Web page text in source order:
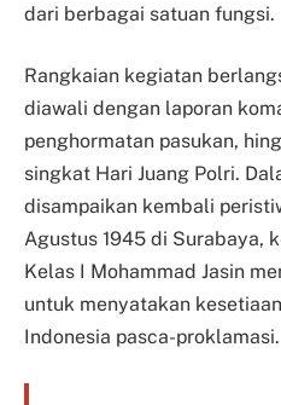
dari berbagai satuan fungsi.
Rangkaian kegiatan
diawali dengan laporan
penghormatan pasukan,
singkat Hari Juang Polri.
disampaikan kembali
Agustus 1945 di Surabaya,
Kelas I Mohammad Jasin
untuk menyatakan
Indonesia pasca-proklamasi.